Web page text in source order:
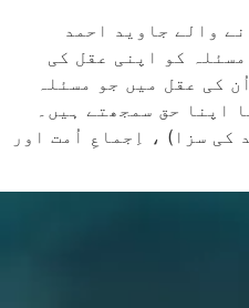
والے جاوید احمد
کو اپنی عقل کی
کی عقل میں جو مسئلہ
اپنا حق سمجھتے ہیں۔
کی سزا) ، اِجماعِ اُمت اور